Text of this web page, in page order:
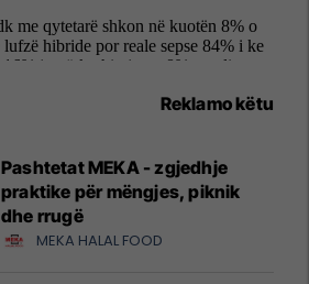
Reklamo këtu
Pashtetat MEKA - zgjedhje
praktike për mëngjes, piknik
dhe rrugë
MEKA HALAL FOOD